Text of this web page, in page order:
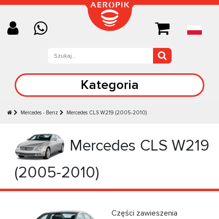
Kategoria
Mercedes - Benz Mercedes CLS W219 (2005-2010)
Mercedes CLS W219
(2005-2010)
Części zawieszenia